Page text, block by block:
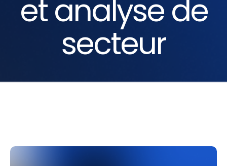
et analyse de
secteur